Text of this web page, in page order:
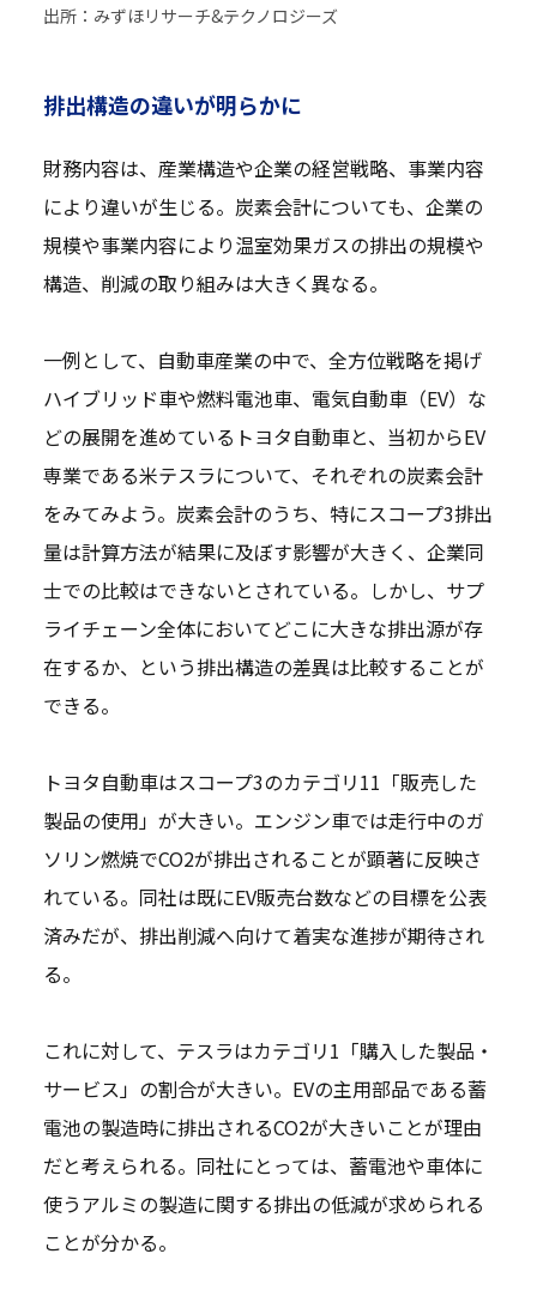
出所：みずほリサーチ&テクノロジーズ
排出構造の違いが明らかに
財務内容は、産業構造や企業の経営戦略、事業内容
により違いが生じる。炭素会計についても、企業の
規模や事業内容により温室効果ガスの排出の規模や
構造、削減の取り組みは大きく異なる。
一例として、自動車産業の中で、全方位戦略を掲げ
ハイブリッド車や燃料電池車、電気自動車（EV）な
どの展開を進めているトヨタ自動車と、当初からEV
専業である米テスラについて、それぞれの炭素会計
をみてみよう。炭素会計のうち、特にスコープ3排出
量は計算方法が結果に及ぼす影響が大きく、企業同
士での比較はできないとされている。しかし、サプ
ライチェーン全体においてどこに大きな排出源が存
在するか、という排出構造の差異は比較することが
できる。
トヨタ自動車はスコープ3のカテゴリ11「販売した
製品の使用」が大きい。エンジン車では走行中のガ
ソリン燃焼でCO2が排出されることが顕著に反映さ
れている。同社は既にEV販売台数などの目標を公表
済みだが、排出削減へ向けて着実な進捗が期待され
る。
これに対して、テスラはカテゴリ1「購入した製品・
サービス」の割合が大きい。EVの主用部品である蓄
電池の製造時に排出されるCO2が大きいことが理由
だと考えられる。同社にとっては、蓄電池や車体に
使うアルミの製造に関する排出の低減が求められる
ことが分かる。